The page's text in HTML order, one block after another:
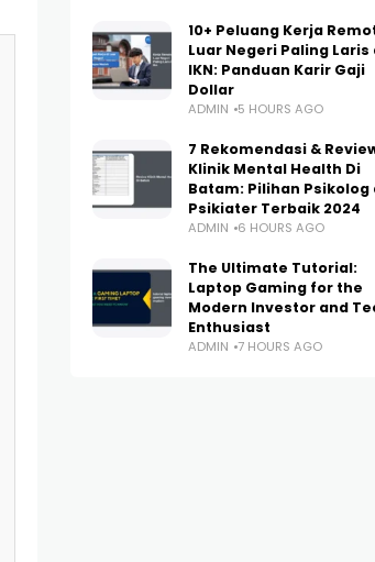
10+ Peluang Kerja
Luar Negeri Paling Laris
IKN: Panduan Karir Gaji
Dollar
ADMIN 5 HOURS AGO
7 Rekomendasi &
Klinik Mental Health Di
Batam: Pilihan Psikolog
Psikiater Terbaik 2024
ADMIN 6 HOURS AGO
The Ultimate Tutorial:
Laptop Gaming for the
Modern Investor and
Enthusiast
ADMIN 7 HOURS AGO